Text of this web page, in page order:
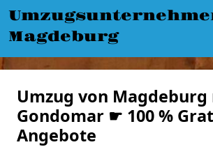
Magdeburg
Umzug von Magdeburg
Gondomar ☛ 100 %
Angebote